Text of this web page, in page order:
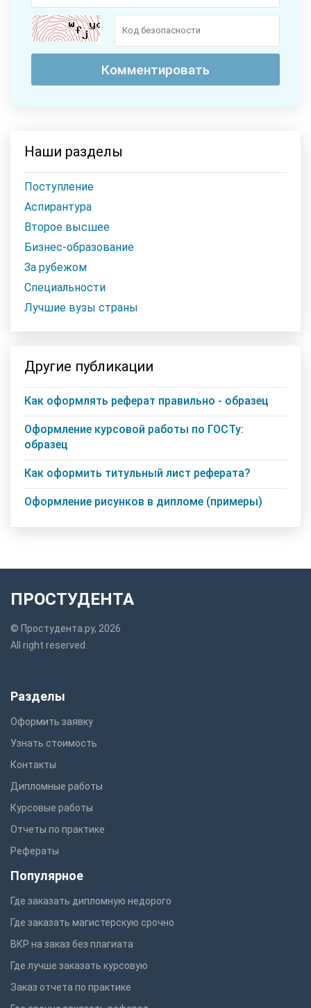
Наши разделы
Поступление
Аспирантура
Второе высшее
Бизнес-образование
За рубежом
Специальности
Лучшие вузы страны
Другие публикации
Как оформлять реферат правильно - образец
Оформление курсовой работы по ГОСТу:
образец
Как оформить титульный лист реферата?
Оформление рисунков в дипломе (примеры)
ПРОСТУДЕНТА
© Простудента.ру, 2026
All right reserved.
Разделы
Оформить заявку
Узнать стоимость
Контакты
Дипломные работы
Курсовые работы
Отчеты по практике
Рефераты
Популярное
Где заказать дипломную недорого
Где заказать магистерскую срочно
ВКР на заказ без плагиата
Где лучше заказать курсовую
Заказ отчета по практике